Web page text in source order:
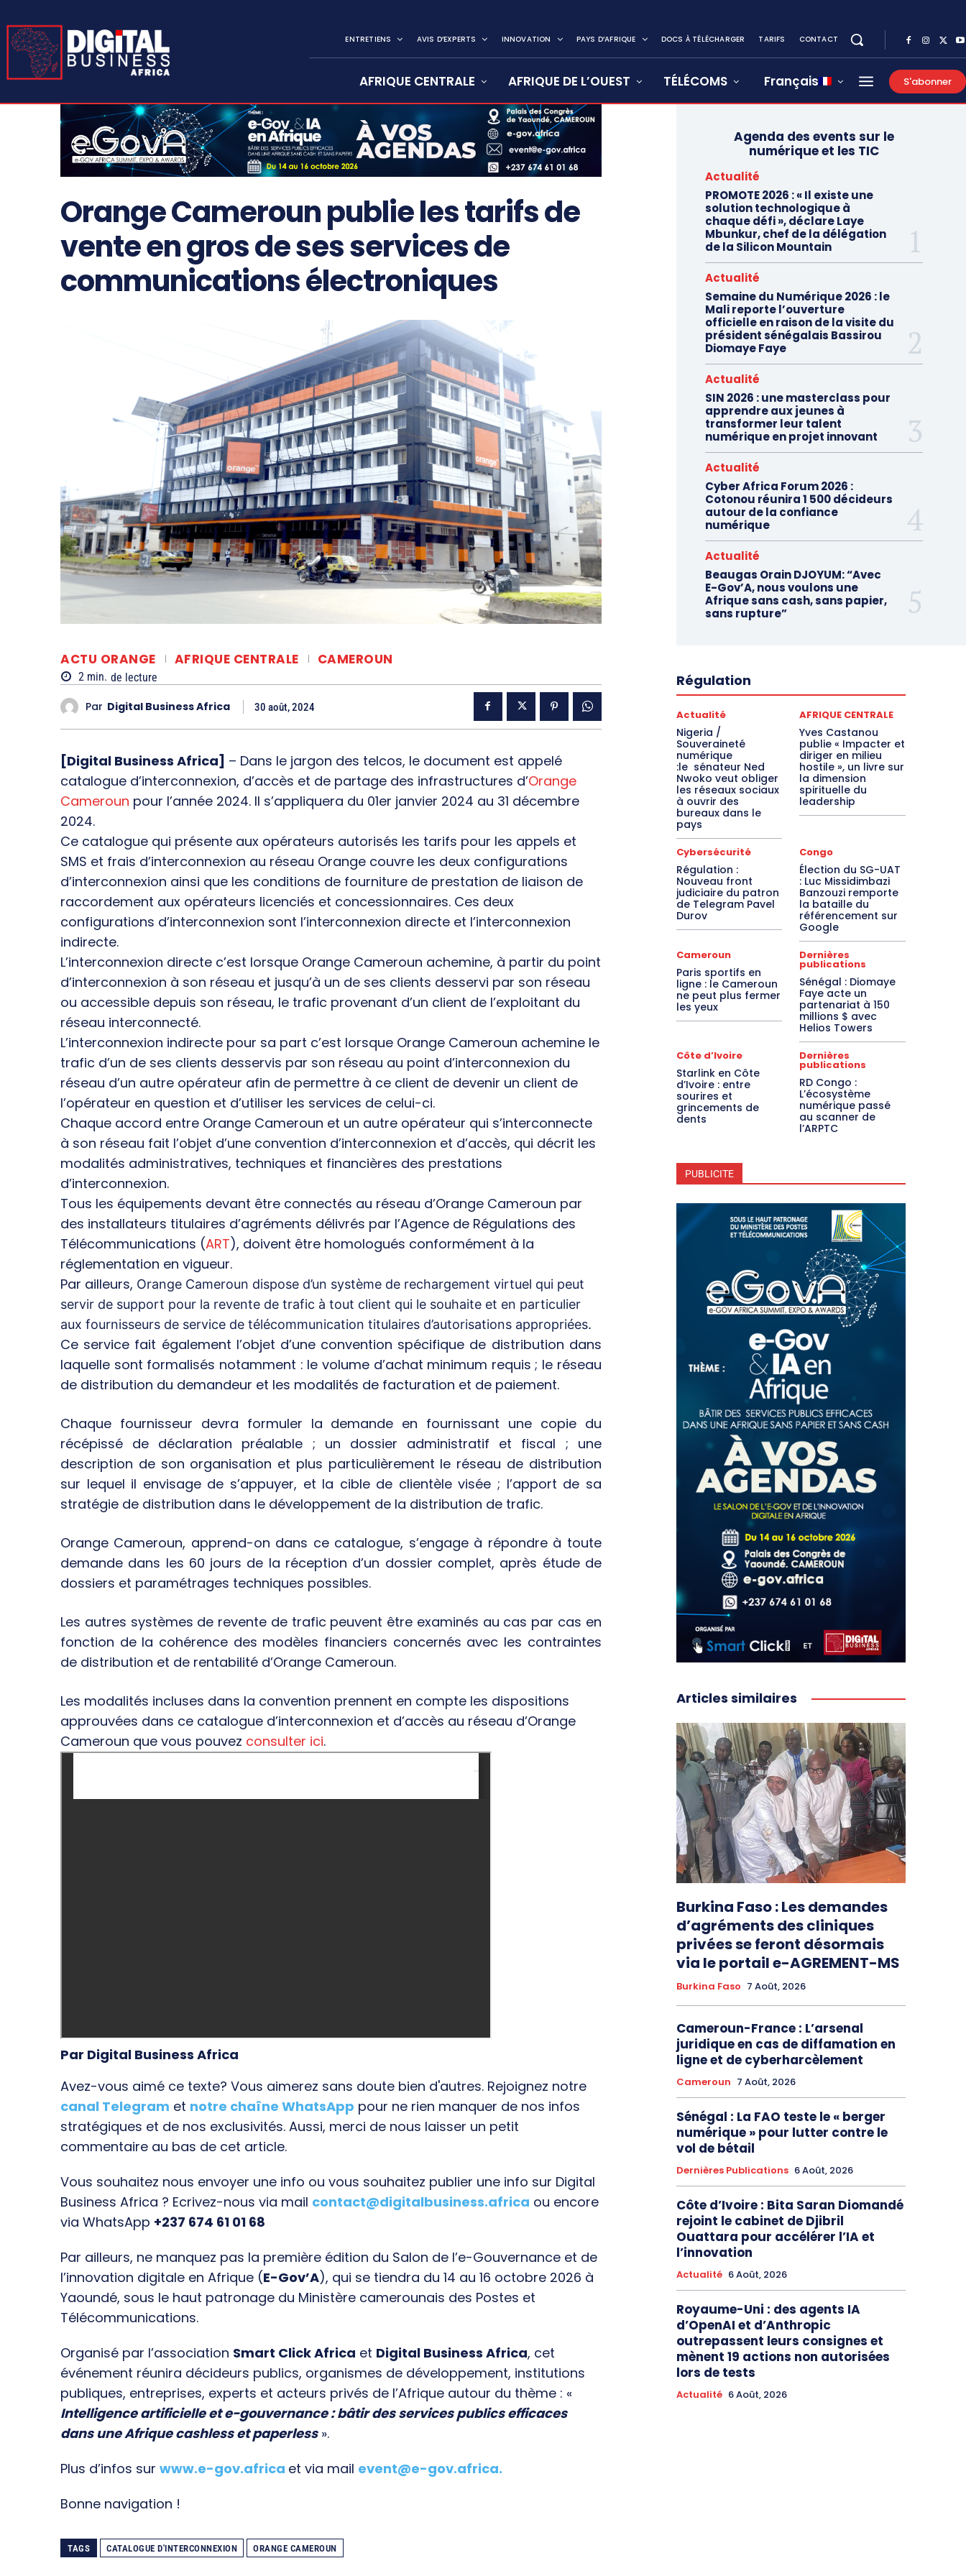
ENTRETIENS AVIS D’EXPERTS INNOVATION PAYS D’AFRIQUE DOCS À TÉLÉCHARGER TARIFS CONTACT
AFRIQUE CENTRALE AFRIQUE DE L’OUEST TÉLÉCOMS Français S'abonner
Orange Cameroun publie les tarifs de
vente en gros de ses services de
communications électroniques
ACTU ORANGE AFRIQUE CENTRALE CAMEROUN
2 min. de lecture
Par Digital Business Africa 30 août, 2024
[Digital Business Africa] – Dans le jargon des telcos, le document est appelé
catalogue d’interconnexion, d’accès et de partage des infrastructures d’Orange
Cameroun pour l’année 2024. Il s’appliquera du 01er janvier 2024 au 31 décembre
2024.
Ce catalogue qui présente aux opérateurs autorisés les tarifs pour les appels et
SMS et frais d’interconnexion au réseau Orange couvre les deux configurations
d’interconnexion ainsi que les conditions de fourniture de prestation de liaison de
raccordement aux opérateurs licenciés et concessionnaires. Ces deux
configurations d’interconnexion sont l’interconnexion directe et l’interconnexion
indirecte.
L’interconnexion directe c’est lorsque Orange Cameroun achemine, à partir du point
d’interconnexion à son réseau et jusqu’à un de ses clients desservi par son réseau
ou accessible depuis son réseau, le trafic provenant d’un client de l’exploitant du
réseau interconnecté.
L’interconnexion indirecte pour sa part c’est lorsque Orange Cameroun achemine le
trafic d’un de ses clients desservis par son réseau au point d’interconnexion du
réseau d’un autre opérateur afin de permettre à ce client de devenir un client de
l’opérateur en question et d’utiliser les services de celui-ci.
Chaque accord entre Orange Cameroun et un autre opérateur qui s’interconnecte
à son réseau fait l’objet d’une convention d’interconnexion et d’accès, qui décrit les
modalités administratives, techniques et financières des prestations
d’interconnexion.
Tous les équipements devant être connectés au réseau d’Orange Cameroun par
des installateurs titulaires d’agréments délivrés par l’Agence de Régulations des
Télécommunications (ART), doivent être homologués conformément à la
réglementation en vigueur.
Par ailleurs, Orange Cameroun dispose d’un système de rechargement virtuel qui peut
servir de support pour la revente de trafic à tout client qui le souhaite et en particulier
aux fournisseurs de service de télécommunication titulaires d’autorisations appropriées.
Ce service fait également l’objet d’une convention spécifique de distribution dans
laquelle sont formalisés notamment : le volume d’achat minimum requis ; le réseau
de distribution du demandeur et les modalités de facturation et de paiement.
Chaque fournisseur devra formuler la demande en fournissant une copie du
récépissé de déclaration préalable ; un dossier administratif et fiscal ; une
description de son organisation et plus particulièrement le réseau de distribution
sur lequel il envisage de s’appuyer, et la cible de clientèle visée ; l’apport de sa
stratégie de distribution dans le développement de la distribution de trafic.
Orange Cameroun, apprend-on dans ce catalogue, s’engage à répondre à toute
demande dans les 60 jours de la réception d’un dossier complet, après étude de
dossiers et paramétrages techniques possibles.
Les autres systèmes de revente de trafic peuvent être examinés au cas par cas en
fonction de la cohérence des modèles financiers concernés avec les contraintes
de distribution et de rentabilité d’Orange Cameroun.
Les modalités incluses dans la convention prennent en compte les dispositions
approuvées dans ce catalogue d’interconnexion et d’accès au réseau d’Orange
Cameroun que vous pouvez consulter ici.
Par Digital Business Africa
Avez-vous aimé ce texte? Vous aimerez sans doute bien d'autres. Rejoignez notre
canal Telegram et notre chaîne WhatsApp pour ne rien manquer de nos infos
stratégiques et de nos exclusivités. Aussi, merci de nous laisser un petit
commentaire au bas de cet article.
Vous souhaitez nous envoyer une info ou vous souhaitez publier une info sur Digital
Business Africa ? Ecrivez-nous via mail contact@digitalbusiness.africa ou encore
via WhatsApp +237 674 61 01 68
Par ailleurs, ne manquez pas la première édition du Salon de l’e-Gouvernance et de
l’innovation digitale en Afrique (E-Gov’A), qui se tiendra du 14 au 16 octobre 2026 à
Yaoundé, sous le haut patronage du Ministère camerounais des Postes et
Télécommunications.
Organisé par l’association Smart Click Africa et Digital Business Africa, cet
événement réunira décideurs publics, organismes de développement, institutions
publiques, entreprises, experts et acteurs privés de l’Afrique autour du thème : «
Intelligence artificielle et e-gouvernance : bâtir des services publics efficaces
dans une Afrique cashless et paperless».
Plus d’infos sur www.e-gov.africa et via mail event@e-gov.africa.
Bonne navigation !
TAGS CATALOGUE D'INTERCONNEXION ORANGE CAMEROUN
Agenda des events sur le
numérique et les TIC
Actualité
PROMOTE 2026 : « Il existe une
solution technologique à
chaque défi », déclare Laye
Mbunkur, chef de la délégation
de la Silicon Mountain
Actualité
Semaine du Numérique 2026 : le
Mali reporte l’ouverture
officielle en raison de la visite du
président sénégalais Bassirou
Diomaye Faye
Actualité
SIN 2026 : une masterclass pour
apprendre aux jeunes à
transformer leur talent
numérique en projet innovant
Actualité
Cyber Africa Forum 2026 :
Cotonou réunira 1 500 décideurs
autour de la confiance
numérique
Actualité
Beaugas Orain DJOYUM: “Avec
E-Gov’A, nous voulons une
Afrique sans cash, sans papier,
sans rupture”
Régulation
Actualité
Nigeria /
Souveraineté
numérique
:le sénateur Ned
Nwoko veut obliger
les réseaux sociaux
à ouvrir des
bureaux dans le
pays
AFRIQUE CENTRALE
Yves Castanou
publie « Impacter et
diriger en milieu
hostile », un livre sur
la dimension
spirituelle du
leadership
Cybersécurité
Régulation :
Nouveau front
judiciaire du patron
de Telegram Pavel
Durov
Congo
Élection du SG-UAT
: Luc Missidimbazi
Banzouzi remporte
la bataille du
référencement sur
Google
Cameroun
Paris sportifs en
ligne : le Cameroun
ne peut plus fermer
les yeux
Dernières
publications
Sénégal : Diomaye
Faye acte un
partenariat à 150
millions $ avec
Helios Towers
Côte d’Ivoire
Starlink en Côte
d’Ivoire : entre
sourires et
grincements de
dents
Dernières
publications
RD Congo :
L’écosystème
numérique passé
au scanner de
l’ARPTC
PUBLICITE
Articles similaires
Burkina Faso : Les demandes
d’agréments des cliniques
privées se feront désormais
via le portail e-AGREMENT-MS
Burkina Faso 7 Août, 2026
Cameroun-France : L’arsenal
juridique en cas de diffamation en
ligne et de cyberharcèlement
Cameroun 7 Août, 2026
Sénégal : La FAO teste le « berger
numérique » pour lutter contre le
vol de bétail
Dernières Publications 6 Août, 2026
Côte d’Ivoire : Bita Saran Diomandé
rejoint le cabinet de Djibril
Ouattara pour accélérer l’IA et
l’innovation
Actualité 6 Août, 2026
Royaume-Uni : des agents IA
d’OpenAI et d’Anthropic
outrepassent leurs consignes et
mènent 19 actions non autorisées
lors de tests
Actualité 6 Août, 2026